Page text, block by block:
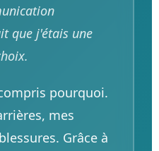
que j'étais une
pourquoi.
mes
Grâce à